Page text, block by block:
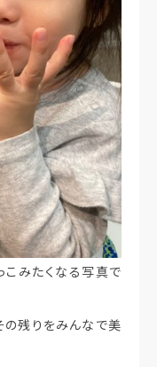
こみたくなる写真で
の残りをみんなで美